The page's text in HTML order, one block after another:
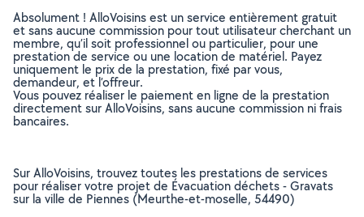
Absolument ! AlloVoisins est un service entièrement gratuit
et sans aucune commission pour tout utilisateur cherchant un
membre, qu’il soit professionnel ou particulier, pour une
prestation de service ou une location de matériel. Payez
uniquement le prix de la prestation, fixé par vous,
demandeur, et l’offreur.
Vous pouvez réaliser le paiement en ligne de la prestation
directement sur AlloVoisins, sans aucune commission ni frais
bancaires.
Sur AlloVoisins, trouvez toutes les prestations de services
pour réaliser votre projet de Évacuation déchets - Gravats
sur la ville de Piennes (Meurthe-et-moselle, 54490)